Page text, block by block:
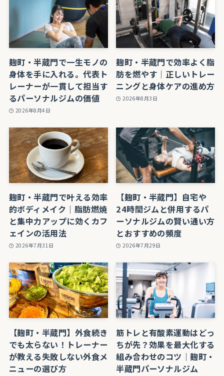
麹町・半蔵門で一生モノの
身体を手に入れる。代表ト
レーナーが一貫して担当す
るパーソナルジムの価値
2026年8月4日
麹町・半蔵門で効率よく脂
肪を燃やす｜正しいトレー
ニングと身体ケアの進め方
2026年8月3日
麹町・半蔵門で叶える効率
的ボディメイク｜脂肪燃焼
と集中力アップに効くカフ
ェインの活用法
2026年7月31日
【麹町・半蔵門】自宅や
24時間ジムと併用するパ
ーソナルジムの賢い通い方
とおすすめの頻度
2026年7月29日
【麹町・半蔵門】外食続き
でも太らない！トレーナー
が教える失敗しない外食メ
ニューの選び方
筋トレと有酸素運動はどっ
ちが先？効果を最大化する
組み合わせのコツ｜麹町・
半蔵門パーソナルジム